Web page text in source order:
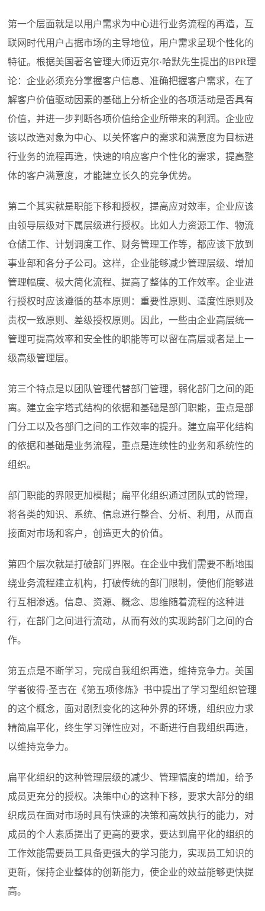
第一个层面就是以用户需求为中心进行业务流程的再造，互
联网时代用户占据市场的主导地位，用户需求呈现个性化的
特征。根据美国著名管理大师迈克尔·哈默先生提出的BPR理
论：企业必须充分掌握客户信息、准确把握客户需求，在了
解客户价值驱动因素的基础上分析企业的各项活动是否具有
价值，并进一步判断各项价值给企业所带来的利润。企业应
该以改造对象为中心、以关怀客户的需求和满意度为目标进
行业务的流程再造，快速的响应客户个性化的需求，提高整
体的客户满意度，才能建立长久的竞争优势。
第二个其实就是职能下移和授权，提高应对效率，企业应该
由领导层级对下属层级进行授权。比如人力资源工作、物流
仓储工作、计划调度工作、财务管理工作等，都应该下放到
事业部和各分子公司。这样，企业能够减少管理层级、增加
管理幅度、极大简化流程、提高了整体的工作效率。企业进
行授权时应该遵循的基本原则：重要性原则、适度性原则及
责权一致原则、差级授权原则。因此，一些由企业高层统一
管理可提高效率和安全性的职能等可以留在高层或者是上一
级高级管理层。
第三个特点是以团队管理代替部门管理，弱化部门之间的距
离。建立金字塔式结构的依据和基础是部门职能，重点是部
门分工以及各部门之间的工作效率的提升。建立扁平化结构
的依据和基础是业务流程，重点是连续性的业务和系统性的
组织。
部门职能的界限更加模糊；扁平化组织通过团队式的管理，
将各类的知识、系统、信息进行整合、分析、利用，从而直
接面对市场和客户，创造更大的价值。
第四个层次就是打破部门界限。在企业中我们需要不断地围
绕业务流程建立机构，打破传统的部门限制，使他们能够进
行互相渗透。信息、资源、概念、思维随着流程的这种进
行，在部门之间进行流动，从而有效的实现跨部门之间的合
作。
第五点是不断学习，完成自我组织再造，维持竞争力。美国
学者彼得·圣吉在《第五项修炼》书中提出了学习型组织管理
的这个概念，面对剧烈变化的这种外界的环境，组织应力求
精简扁平化，终生学习弹性应对，不断进行自我组织再造，
以维持竞争力。
扁平化组织的这种管理层级的减少、管理幅度的增加，给予
成员更充分的授权。决策中心的这种下移，要求大部分的组
织成员在面对市场时具有快速的决策和高效执行的能力，对
成员的个人素质提出了更高的要求，要达到扁平化的组织的
工作效能需要员工具备更强大的学习能力，实现员工知识的
更新，保持企业整体的创新能力，使企业的效益能够更快提
高。